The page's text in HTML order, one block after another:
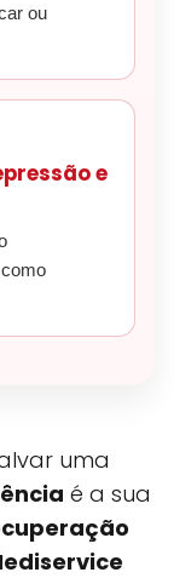
ou
e
uma
é a sua